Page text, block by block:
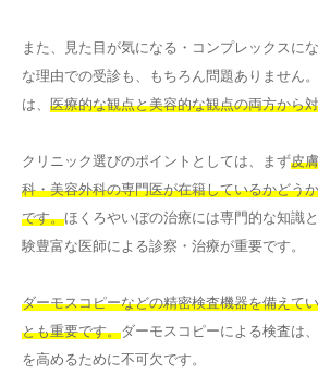
また、見た目が気になる・コンプレックスに
な理由での受診も、もちろん問題ありません
は、 医療的な観点と美容的な観点の両方から
クリニック選びのポイントとしては、まず皮
科・美容外科の専門医が在籍しているかどう
です。ほくろやいぼの治療には専門的な知識
験豊富な医師による診察・治療が重要です。
ダーモスコピーなどの精密検査機器を備えて
とも重要です。ダーモスコピーによる検査は
を高めるために不可欠です。